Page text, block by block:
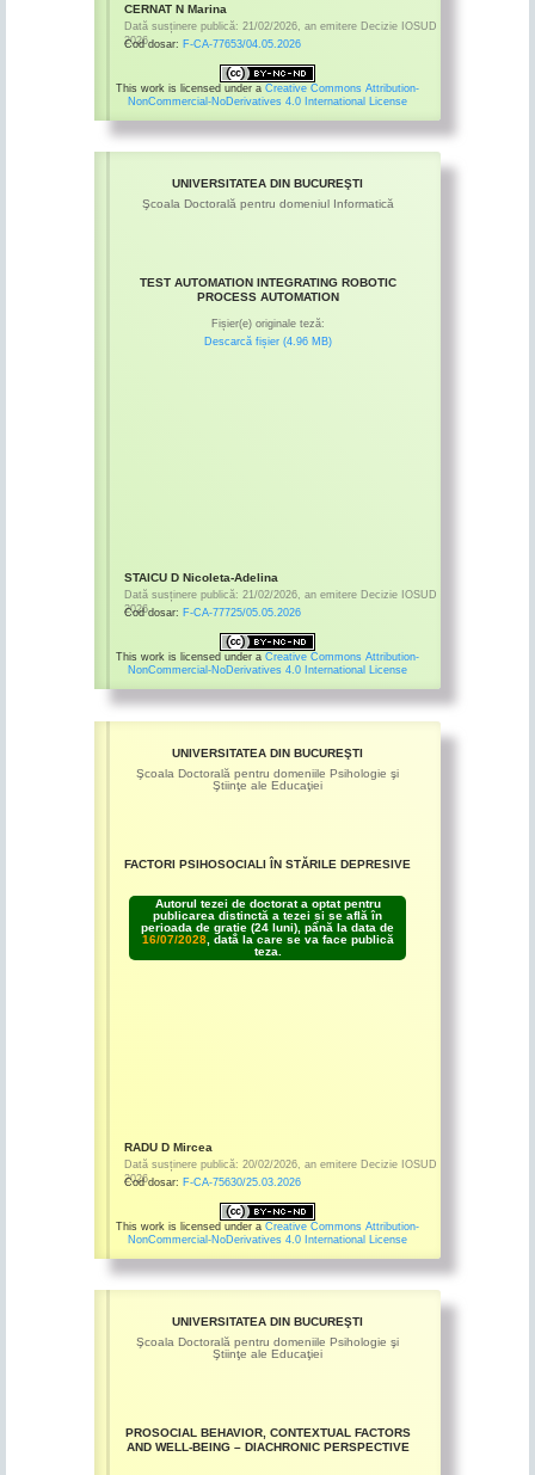
CERNAT N Marina
Dată susținere publică: 21/02/2026 an emitere Decizie IOSUD
2026
Cod dosar: F-CA-77653/04.05.2026
This work is licensed under a Creative Commons Attribution-
NonCommercial-NoDerivatives 4.0 International License
UNIVERSITATEA DIN BUCUREŞTI
Şcoala Doctorală pentru domeniul Informatică
TEST AUTOMATION INTEGRATING ROBOTIC
PROCESS AUTOMATION
Fișier(e) originale teză:
Descarcă fișier (4.96 MB)
STAICU D Nicoleta-Adelina
Dată susținere publică: 21/02/2026, an emitere Decizie IOSUD
2026
Cod dosar: F-CA-77725/05.05.2026
This work is licensed under a Creative Commons Attribution-
NonCommercial-NoDerivatives 4.0 International License
UNIVERSITATEA DIN BUCUREŞTI
Şcoala Doctorală pentru domeniile Psihologie şi
Ştiinţe ale Educaţiei
FACTORI PSIHOSOCIALI ÎN STĂRILE DEPRESIVE
Autorul tezei de doctorat a optat pentru
publicarea distinctă a tezei și se află în
perioada de grație (24 luni), până la data de
16/07/2028, dată la care se va face publică
teza.
RADU D Mircea
Dată susținere publică: 20/02/2026 an emitere Decizie IOSUD
2026
Cod dosar: F-CA-75630/25.03.2026
This work is licensed under a Creative Commons Attribution-
NonCommercial-NoDerivatives 4.0 International License
UNIVERSITATEA DIN BUCUREŞTI
Şcoala Doctorală pentru domeniile Psihologie şi
Ştiinţe ale Educaţiei
PROSOCIAL BEHAVIOR, CONTEXTUAL FACTORS
AND WELL-BEING – DIACHRONIC PERSPECTIVE